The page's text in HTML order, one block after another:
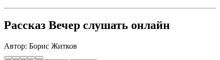
Рассказ Вечер слушать онлайн
Автор: Борис Житков